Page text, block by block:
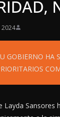
GOBIERNO HA
Layda